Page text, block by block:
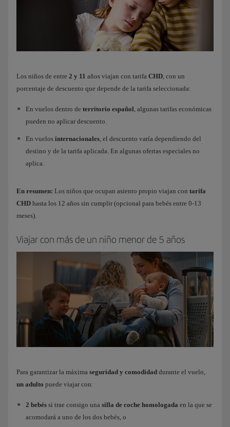
Los niños de entre 2 y 11 años viajan con tarifa CHD , con un
porcentaje de descuento que depende de la tarifa seleccionada:
En vuelos dentro de territorio español , algunas tarifas económicas
pueden no aplicar descuento.
En vuelos internacionales , el descuento varía dependiendo del
destino y de la tarifa aplicada. En algunas ofertas especiales no
aplica.
En resumen: Los niños que ocupan asiento propio viajan con tarifa
CHD hasta los 12 años sin cumplir (opcional para bebés entre 0-13
meses).
Viajar con más de un niño menor de 5 años
Para garantizar la máxima seguridad y comodidad durante el vuelo,
un adulto puede viajar con:
2 bebés si trae consigo una silla de coche homologada en la que se
acomodará a uno de los dos bebés, o